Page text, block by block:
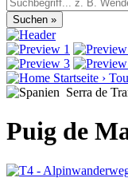
Startseite ›
Serra de
Puig de